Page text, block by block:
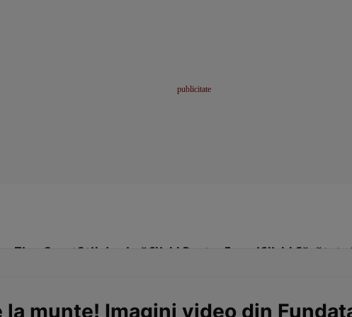
Time SportStil de viațăClick! Pentru FemeiClick! Sănătate
munte! Imagini video din